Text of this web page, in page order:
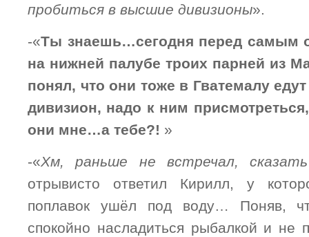
пробиться в высшие дивизионы».
-«Ты знаешь…сегодня перед самым
на нижней палубе троих парней из
понял, что они тоже в Гватемалу
дивизион, надо к ним
они мне…а тебе?! »
-«Хм, раньше не встречал,
отрывисто ответил Кирилл, у
поплавок ушёл под воду… Поняв,
спокойно насладиться рыбалкой и не